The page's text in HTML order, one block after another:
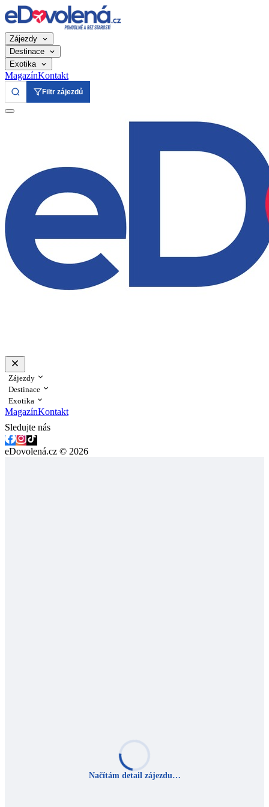
Zájezdy
Destinace
Exotika
MagazínKontakt
Filtr zájezdů
Zájezdy
Destinace
Exotika
MagazínKontakt
Sledujte nás
eDovolená.cz © 2026
Načítám detail zájezdu…